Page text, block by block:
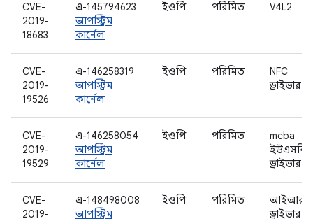
CVE-
2019-
18683
এ-145794623
আপস্ট্রিম
কার্নেল
ইওপি পরিমিত V4L2
CVE-
2019-
19526
এ-146258319
আপস্ট্রিম
কার্নেল
ইওপি পরিমিত
NFC
ড্রাইভার
CVE-
2019-
19529
এ-146258054
আপস্ট্রিম
কার্নেল
ইওপি পরিমিত
mcba
ইউএসবি
ড্রাইভার
CVE-
2019-
এ-148498008
আপস্ট্রিম
ইওপি পরিমিত
আইআর
ড্রাইভার